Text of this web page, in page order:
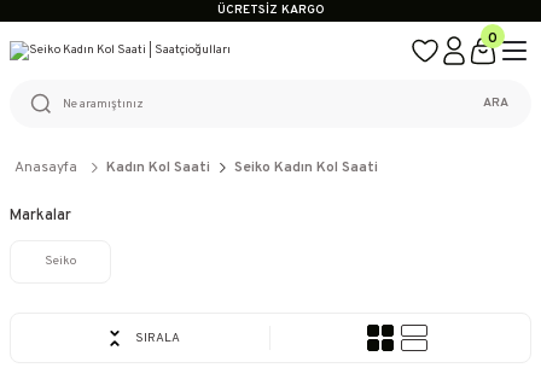
ÜCRETSİZ KARGO
WEB SİTESİNE ÖZEL FİYATLAR
KAÇIRILMAYACAK FIRSATLAR
0
ARA
Anasayfa Kadın Kol Saati Seiko Kadın Kol Saati
Markalar
Seiko
SIRALA